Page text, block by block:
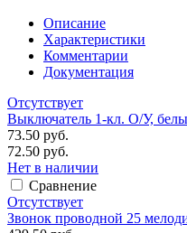
Описание
Характеристики
Комментарии
Документация
Отсутствует
Выключатель 1-кл. O/У,
73.50 руб.
72.50 руб.
Нет в наличии
Сравнение
Отсутствует
Звонок проводной 25